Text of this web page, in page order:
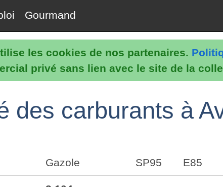
les cookies de nos partenaires.
privé sans lien avec le site de la
Gourmand
des carburants à
Gazole SP95 E85